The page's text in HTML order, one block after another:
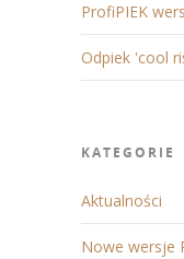
ProfiPIEK
Odpiek 'cool
KATEGORIE
Aktualności
Nowe wersje